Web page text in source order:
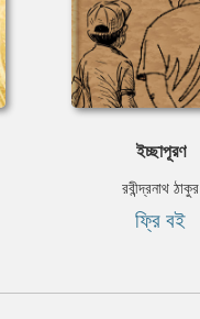
ইচ্ছাপূরণ
রবীন্দ্রনাথ ঠাকুর
ফ্রি বই